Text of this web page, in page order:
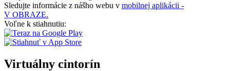
Sledujte informácie z nášho webu v mobilnej aplikácii -
V OBRAZE.
Voľne k stiahnutiu:
Virtuálny cintorín